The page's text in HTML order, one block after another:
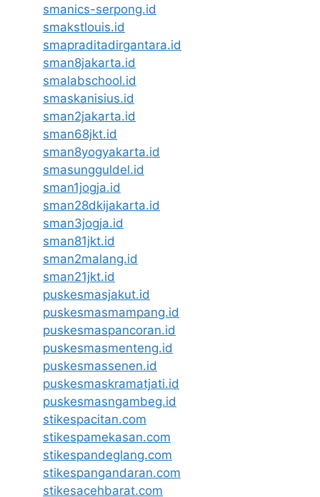
smanics-serpong.id
smakstlouis.id
smapraditadirgantara.id
sman8jakarta.id
smalabschool.id
smaskanisius.id
sman2jakarta.id
sman68jkt.id
sman8yogyakarta.id
smasungguldel.id
sman1jogja.id
sman28dkijakarta.id
sman3jogja.id
sman81jkt.id
sman2malang.id
sman21jkt.id
puskesmasjakut.id
puskesmasmampang.id
puskesmaspancoran.id
puskesmasmenteng.id
puskesmassenen.id
puskesmaskramatjati.id
puskesmasngambeg.id
stikespacitan.com
stikespamekasan.com
stikespandeglang.com
stikespangandaran.com
stikesacehbarat.com